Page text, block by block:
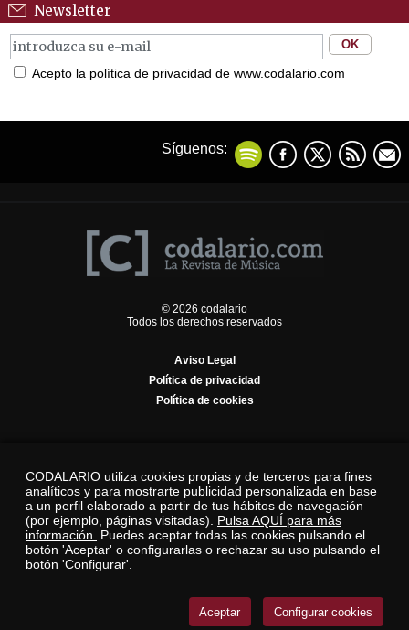
Newsletter
Acepto la política de privacidad de www.codalario.com
Síguenos:
© 2026 codalario
Todos los derechos reservados
Aviso Legal
Política de privacidad
Política de cookies
CODALARIO utiliza cookies propias y de terceros para fines
analíticos y para mostrarte publicidad personalizada en base
a un perfil elaborado a partir de tus hábitos de navegación
(por ejemplo, páginas visitadas). Pulsa AQUÍ para más
información.
Puedes aceptar todas las cookies pulsando el
botón 'Aceptar' o configurarlas o rechazar su uso pulsando el
botón 'Configurar'.
Aceptar Configurar cookies